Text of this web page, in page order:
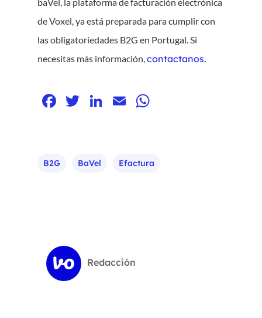
de Voxel, ya está preparada para cumplir con
las obligatoriedades B2G en Portugal. Si
necesitas más información,contactanos.
Facebook
Twitter
LinkedIn
Email
B2G BaVel Efactura
Redacción